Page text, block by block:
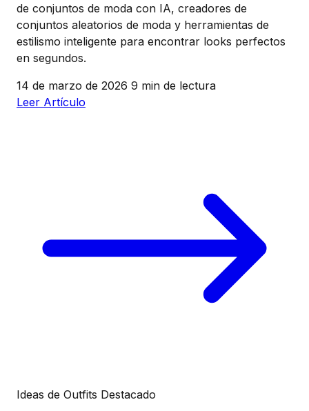
de conjuntos de moda con IA, creadores de
conjuntos aleatorios de moda y herramientas de
estilismo inteligente para encontrar looks perfectos
en segundos.
14 de marzo de 2026 9 min de lectura
Leer Artículo
Ideas de Outfits Destacado